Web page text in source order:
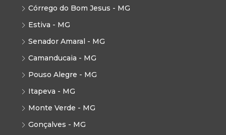
Córrego do Bom Jesus - MG
Estiva - MG
Senador Amaral - MG
Camanducaia - MG
Pouso Alegre - MG
Itapeva - MG
Monte Verde - MG
Gonçalves - MG